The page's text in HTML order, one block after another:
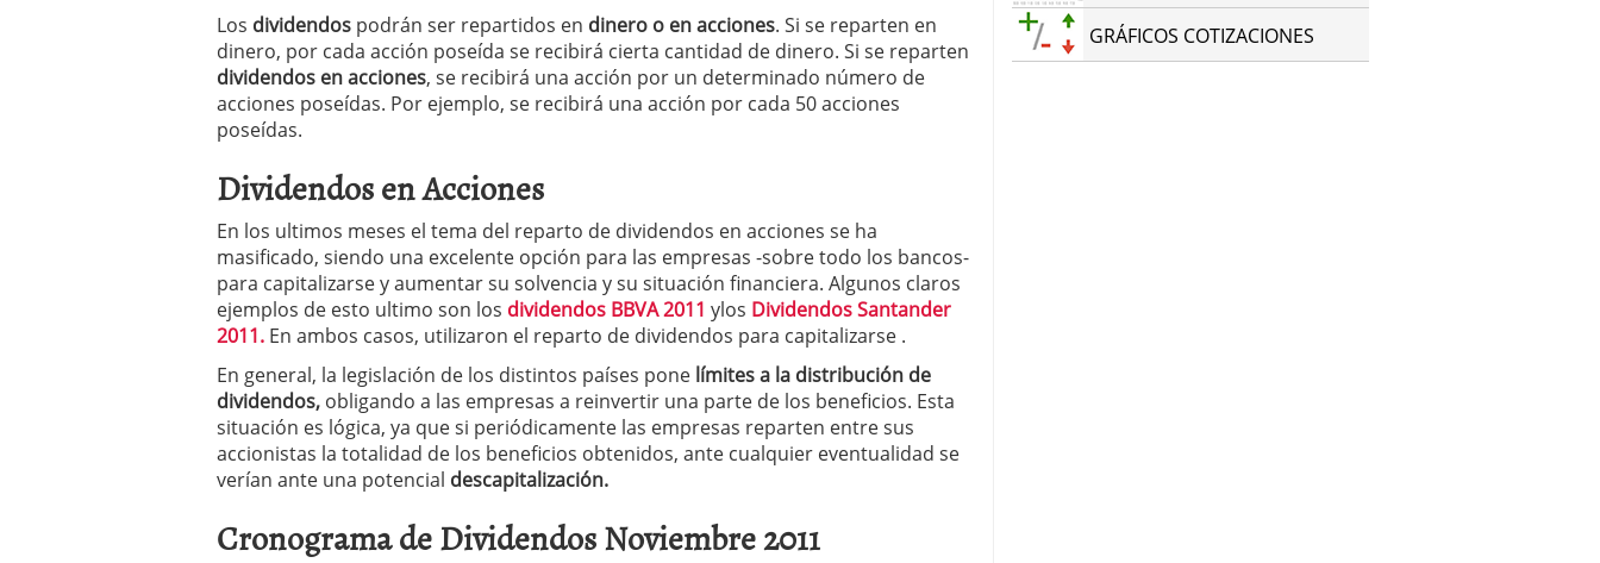
Los dividendos podrán ser repartidos en dinero o en acciones. Si se reparten en
dinero, por cada acción poseída se recibirá cierta cantidad de dinero. Si se reparten
dividendos en acciones, se recibirá una acción por un determinado número de
acciones poseídas. Por ejemplo, se recibirá una acción por cada 50 acciones
poseídas.
Dividendos en Acciones
En los ultimos meses el tema del reparto de dividendos en acciones se ha
masificado, siendo una excelente opción para las empresas -sobre todo los bancos-
para capitalizarse y aumentar su solvencia y su situación financiera. Algunos claros
ejemplos de esto ultimo son los dividendos BBVA 2011 ylos Dividendos Santander
2011. En ambos casos, utilizaron el reparto de dividendos para capitalizarse .
En general, la legislación de los distintos países pone límites a la distribución de
dividendos, obligando a las empresas a reinvertir una parte de los beneficios. Esta
situación es lógica, ya que si periódicamente las empresas reparten entre sus
accionistas la totalidad de los beneficios obtenidos, ante cualquier eventualidad se
verían ante una potencial descapitalización.
Cronograma de Dividendos Noviembre 2011
GRÁFICOS COTIZACIONES